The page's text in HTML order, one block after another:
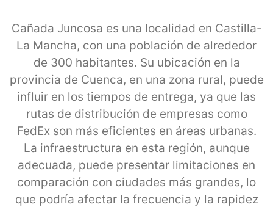
Cañada Juncosa es una localidad en Castilla-
La Mancha, con una población de alrededor
de 300 habitantes. Su ubicación en la
provincia de Cuenca, en una zona rural, puede
influir en los tiempos de entrega, ya que las
rutas de distribución de empresas como
FedEx son más eficientes en áreas urbanas.
La infraestructura en esta región, aunque
adecuada, puede presentar limitaciones en
comparación con ciudades más grandes, lo
que podría afectar la frecuencia y la rapidez